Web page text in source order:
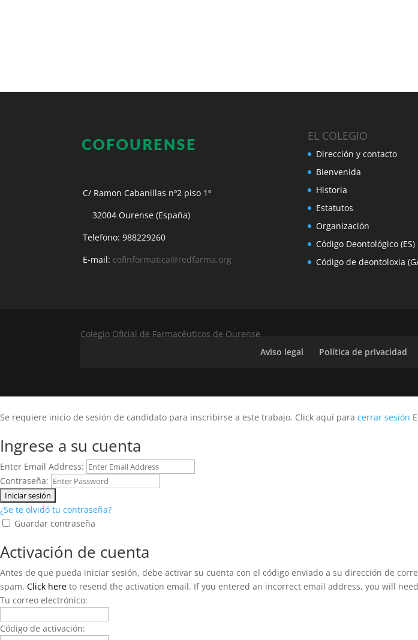
C/ Ramon Cabanillas nº2 piso 1º
32004 Ourense (España)
Telefono: 988229260
E-mail: cofinformatica@redfarma.org
EL COLEGIO
Dirección y contacto
Bienvenida
Historia
Estatutos
Organización
Código Deontológico (ES)
Código de deontoloxia
Colegio Oficial de Farmacéuticos de Ourense
Aviso legal
Política de privacidad
Se requiere inicio de sesión de candidato para inscribirse a este trabajo. Click aquí para cerrar sesión
Ingrese a su cuenta
Enter Email Address:
Contraseña:
¿Se te olvidó tu contraseña?
Guardar contraseña
Activación de cuenta
Antes de que pueda iniciar sesión, debe activar su cuenta con el código enviado a su dirección de
spam. Click here to resend the activation email. If you entered an incorrect email address, you will
Tu correo electrónico:
Código de activación: